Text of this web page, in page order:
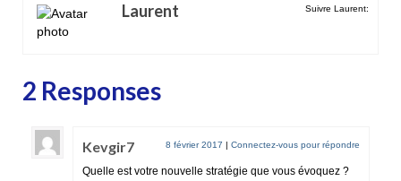
Suivre Laurent:
Laurent
2 Responses
Kevgir7 8 février 2017 | Connectez-vous pour répondre
Quelle est votre nouvelle stratégie que vous évoquez ?